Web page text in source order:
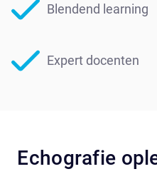
Blendend learning
Expert docenten
Echografie